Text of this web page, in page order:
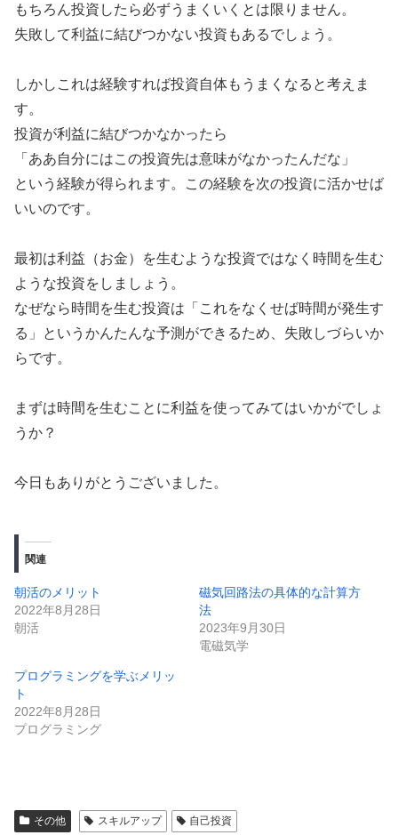
もちろん投資したら必ずうまくいくとは限りません。
失敗して利益に結びつかない投資もあるでしょう。
しかしこれは経験すれば投資自体もうまくなると考えま
す。
投資が利益に結びつかなかったら
「ああ自分にはこの投資先は意味がなかったんだな」
という経験が得られます。この経験を次の投資に活かせば
いいのです。
最初は利益（お金）を生むような投資ではなく時間を生む
ような投資をしましょう。
なぜなら時間を生む投資は「これをなくせば時間が発生す
る」というかんたんな予測ができるため、失敗しづらいか
らです。
まずは時間を生むことに利益を使ってみてはいかがでしょ
うか？
今日もありがとうございました。
関連
朝活のメリット
2022年8月28日
朝活
磁気回路法の具体的な計算方
法
2023年9月30日
電磁気学
プログラミングを学ぶメリッ
ト
2022年8月28日
プログラミング
その他 スキルアップ 自己投資